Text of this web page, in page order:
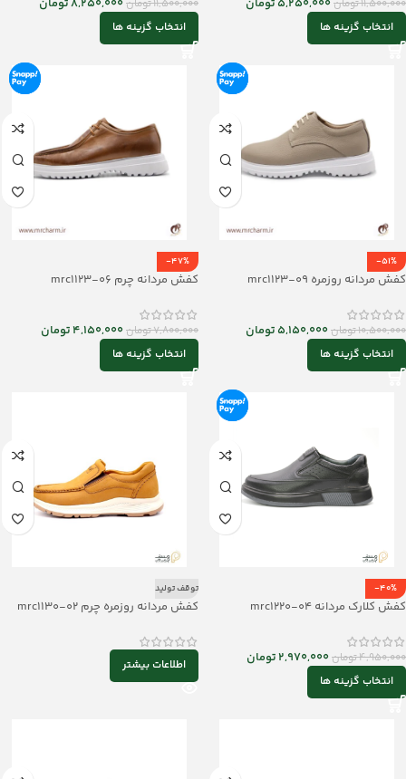
11,500,000تومان5,250,000تومان
انتخاب گزینه ها
11,500,000تومان8,250,000تومان
انتخاب گزینه ها
-51%
کفش مردانه روزمره mrc1123-09
10,500,000تومان5,150,000تومان
انتخاب گزینه ها
-47%
کفش مردانه چرم mrc1123-06
7,800,000تومان4,150,000تومان
انتخاب گزینه ها
-40%
کفش کلارک مردانه mrc1220-04
4,950,000تومان2,970,000تومان
انتخاب گزینه ها
توقف تولید
کفش مردانه روزمره چرم mrc1130-02
اطلاعات بیشتر